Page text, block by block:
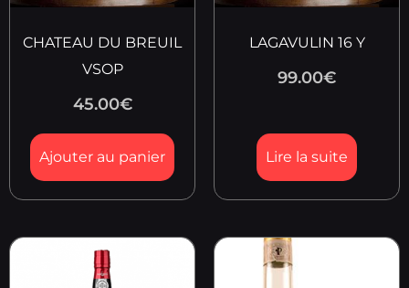
CHATEAU DU BREUIL
VSOP
45.00€
Ajouter au panier
LAGAVULIN 16 Y
99.00€
Lire la suite